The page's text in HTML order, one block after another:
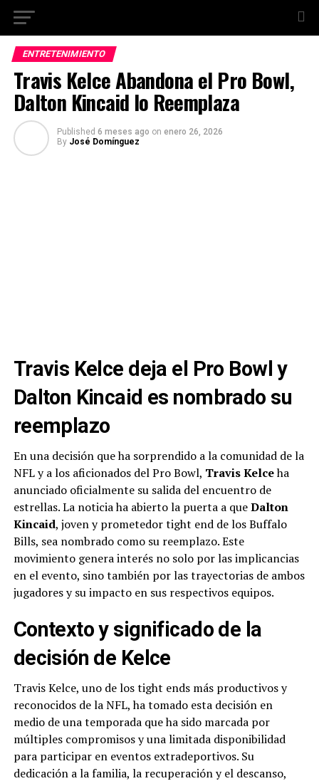
ENTRETENIMIENTO
Travis Kelce Abandona el Pro Bowl,
Dalton Kincaid lo Reemplaza
Published 6 meses ago on enero 26, 2026
By José Domínguez
Travis Kelce deja el Pro Bowl y
Dalton Kincaid es nombrado su
reemplazo
En una decisión que ha sorprendido a la comunidad de la
NFL y a los aficionados del Pro Bowl, Travis Kelceha
anunciado oficialmente su salida del encuentro de
estrellas. La noticia ha abierto la puerta a queDalton
Kincaid, joven y prometedor tight end de los Buffalo
Bills, sea nombrado como su reemplazo. Este
movimiento genera interés no solo por las implicancias
en el evento, sino también por las trayectorias de ambos
jugadores y su impacto en sus respectivos equipos.
Contexto y significado de la
decisión de Kelce
Travis Kelce, uno de los tight ends más productivos y
reconocidos de la NFL, ha tomado esta decisión en
medio de una temporada que ha sido marcada por
múltiples compromisos y una limitada disponibilidad
para participar en eventos extradeportivos. Su
dedicación a la familia, la recuperación y el descanso,